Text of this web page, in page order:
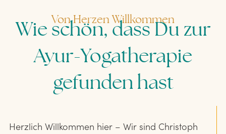
Von Herzen Willkommen
Wie schön, dass Du zur
Ayur-Yogatherapie
gefunden hast
Herzlich Willkommen hier – Wir sind Christoph